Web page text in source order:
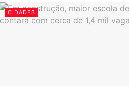
CIDADES